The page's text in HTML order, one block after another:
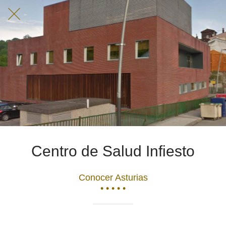
Centro de Salud Infiesto
Conocer Asturias
• • • • •